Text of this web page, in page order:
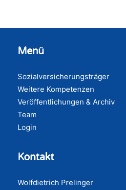
Menü
Sozialversicherungsträger
Weitere Kompetenzen
Veröffentlichungen & Archiv
Team
Login
Kontakt
Wolfdietrich Prelinger